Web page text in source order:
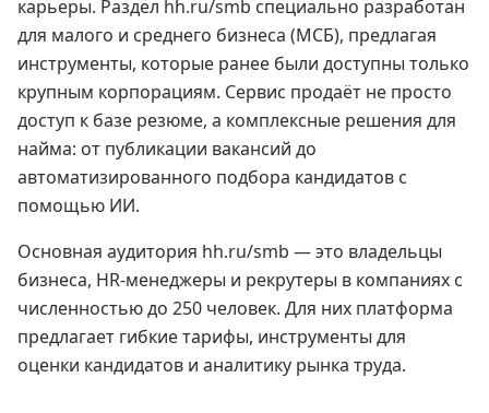
карьеры. Раздел hh.ru/smb специально разработан
для малого и среднего бизнеса (МСБ), предлагая
инструменты, которые ранее были доступны только
крупным корпорациям. Сервис продаёт не просто
доступ к базе резюме, а комплексные решения для
найма: от публикации вакансий до
автоматизированного подбора кандидатов с
помощью ИИ.
Основная аудитория hh.ru/smb — это владельцы
бизнеса, HR-менеджеры и рекрутеры в компаниях с
численностью до 250 человек. Для них платформа
предлагает гибкие тарифы, инструменты для
оценки кандидатов и аналитику рынка труда.